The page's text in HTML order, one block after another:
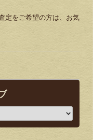
定をご希望の方は、お気